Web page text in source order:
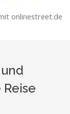
onlinestreet.de